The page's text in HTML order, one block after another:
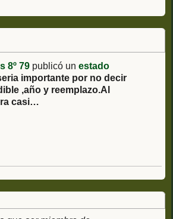
8º 79 publicó un estado
importante por no decir
,año y reemplazo.Al
casi…